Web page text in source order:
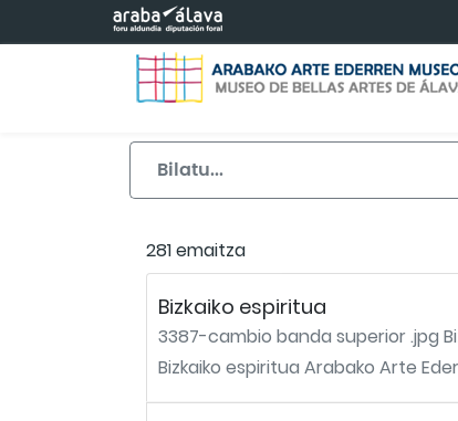
Eduki nagusira joan
281 emaitza
Bizkaiko espiritua
3387-cambio banda superior .jpg
Bizkaiko espiritua Arabako Arte